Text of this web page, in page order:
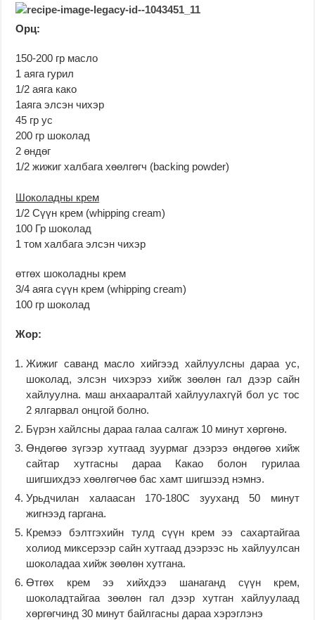
Орц:
150-200 гр масло
1 аяга гурил
1/2 аяга како
1аяга элсэн чихэр
45 гр ус
200 гр шоколад
2 өндөг
1/2 жижиг халбага хөөлгөгч (backing powder)
Шоколадны крем
1/2 Сүүн крем (whipping cream)
100 Гр шоколад
1 том халбага элсэн чихэр
өтгөх шоколадны крем
3/4 аяга сүүн крем (whipping cream)
100 гр шоколад
Жор:
Жижиг саванд масло хийгээд хайлуулсны дараа ус,
шоколад, элсэн чихэрээ хийж зөөлөн гал дээр сайн
хайлуулна. маш анхааралтай хайлуулахгүй бол ус тос
2 ялгарвал онцгой болно.
Бүрэн хайлсны дараа галаа салгаж 10 минут хөргөнө.
Өндөгөө зүгээр хутгаад зуурмаг дээрээ өндөгөө хийж
сайтар хутгасны дараа Какао болон гурилаа
шигшихдээ хөөлгөгчөө бас хамт шигшээд нэмнэ.
Урьдчилан халаасан 170-180С зууханд 50 минут
жигнээд гаргана.
Кремээ бэлтгэхийн тулд сүүн крем ээ сахартайгаа
холиод миксерээр сайн хутгаад дээрээс нь хайлуулсан
шоколадаа хийж зөөлөн хутгана.
Өтгөх крем ээ хийхдээ шанаганд сүүн крем,
шоколадтайгаа зөөлөн гал дээр хутган хайлуулаад
хөргөгчинд 30 минут байлгасны дараа хэрэглэнэ